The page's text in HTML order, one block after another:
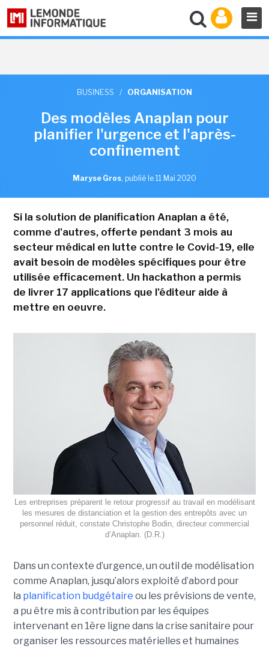
BUSINESS / ORGANISATION
Des modèles Anaplan pour
planifier l'urgence et l'après-
confinement
Maryse Gros, publié le 11 Mai 2020
Si la solution de planification Anaplan a été,
comme d'autres, offerte pendant 3 mois au
secteur médical en lutte contre le Covid-19, elle
avait besoin de modèles spécifiques pour être
utilisée efficacement. Un hackathon a permis
de livrer 17 applications que l'éditeur aide à
mettre en oeuvre.
Les entreprises préparent le retour progressif au travail en modélisant
les mesures de distanciation et la gestion des entrepôts avec un
personnel réduit, constate Christophe Bodin, directeur commercial
d’Anaplan. (D.R.)
Dans un contexte d’urgence, un outil de modélisation
comme Anaplan, jusqu’alors exploité d’abord pour
la planification budgétaire ou les prévisions de vente,
a pu être mis à contribution par les équipes
intervenant en 1ère ligne dans la crise sanitaire pour
organiser les ressources matérielles et humaines